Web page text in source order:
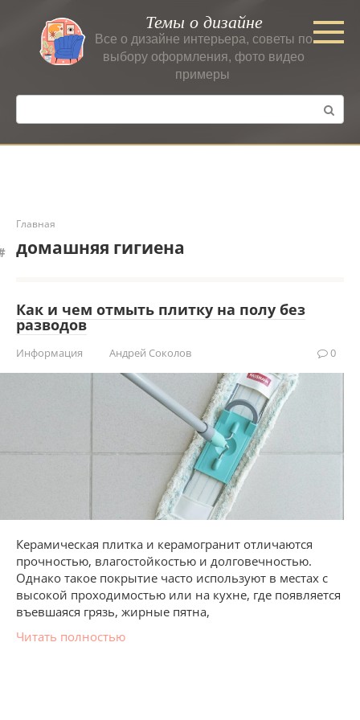
контенту
Темы о дизайне
Все о дизайне интерьера, советы по
выбору оформления, фото видео
примеры
Поиск:
Главная
домашняя гигиена
Как и чем отмыть плитку на полу без
разводов
Информация Андрей Соколов 0
Керамическая плитка и керамогранит отличаются
прочностью, влагостойкостью и долговечностью.
Однако такое покрытие часто используют в местах с
высокой проходимостью или на кухне, где появляется
въевшаяся грязь, жирные пятна,
Читать полностью